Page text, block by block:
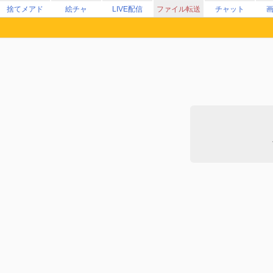
捨てメアド 絵チャ LIVE配信 ファイル転送 チャット